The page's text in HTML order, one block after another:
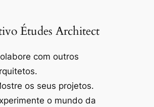
Études Architect
com outros
os seus projetos.
o mundo da